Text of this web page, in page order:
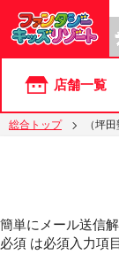
店舗一覧
総合トップ （坪
簡単にメール送信
必須 は必須入力項